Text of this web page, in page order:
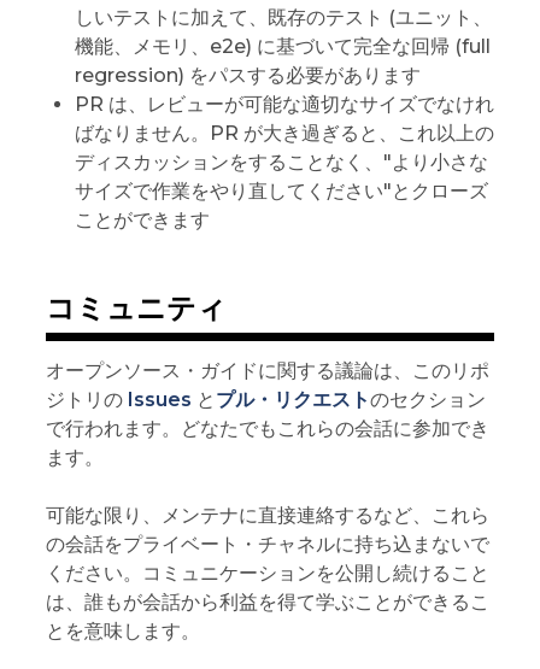
しいテストに加えて、既存のテスト (ユニット、
機能、メモリ、e2e) に基づいて完全な回帰 (full
regression) をパスする必要があります
PR は、レビューが可能な適切なサイズでなけれ
ばなりません。PR が大き過ぎると、これ以上の
ディスカッションをすることなく、"より小さな
サイズで作業をやり直してください"とクローズ
ことができます
コミュニティ
オープンソース・ガイドに関する議論は、このリポ
ジトリの Issues と プル・リクエストのセクション
で行われます。どなたでもこれらの会話に参加でき
ます。
可能な限り、メンテナに直接連絡するなど、これら
の会話をプライベート・チャネルに持ち込まないで
ください。コミュニケーションを公開し続けること
は、誰もが会話から利益を得て学ぶことができるこ
とを意味します。